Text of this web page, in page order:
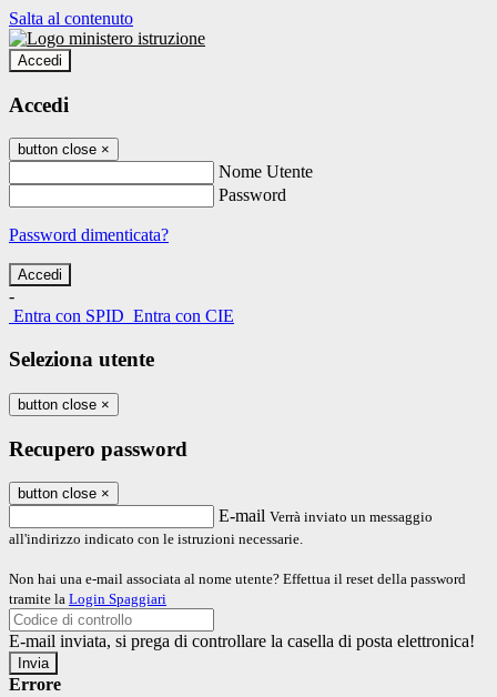
Salta al contenuto
Accedi
Accedi
button close ×
Nome Utente
Password
Password dimenticata?
-
Entra con SPID Entra con CIE
Seleziona utente
button close ×
Recupero password
button close ×
E-mail Verrà inviato un messaggio
all'indirizzo indicato con le istruzioni necessarie.
Non hai una e-mail associata al nome utente? Effettua il reset della password
tramite la Login Spaggiari
E-mail inviata, si prega di controllare la casella di posta elettronica!
Errore